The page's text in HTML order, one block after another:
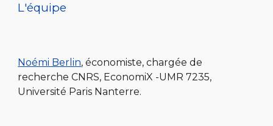
L'équipe
Noémi Berlin, économiste, chargée de
recherche CNRS, EconomiX -UMR 7235,
Université Paris Nanterre.